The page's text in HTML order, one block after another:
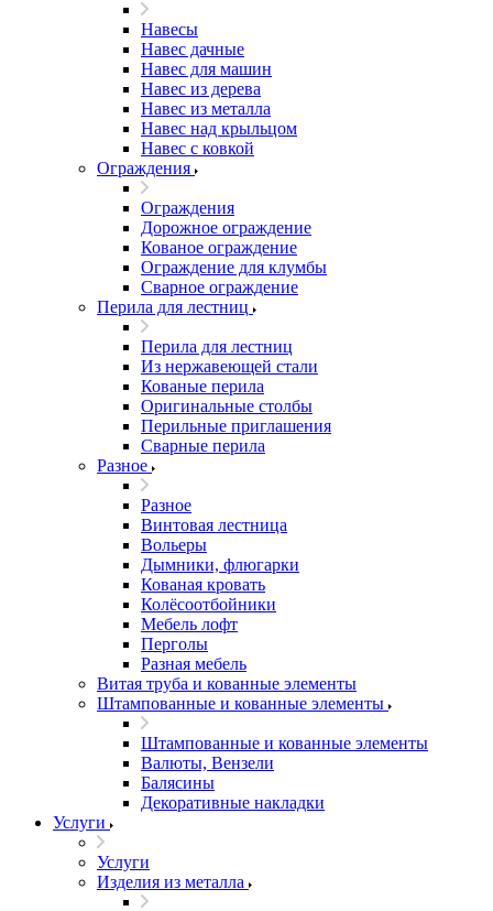
Навесы
Навес дачные
Навес для машин
Навес из дерева
Навес из металла
Навес над крыльцом
Навес с ковкой
Ограждения
Ограждения
Дорожное ограждение
Кованое ограждение
Ограждение для клумбы
Сварное ограждение
Перила для лестниц
Перила для лестниц
Из нержавеющей стали
Кованые перила
Оригинальные столбы
Перильные приглашения
Сварные перила
Разное
Разное
Винтовая лестница
Вольеры
Дымники, флюгарки
Кованая кровать
Колёсоотбойники
Мебель лофт
Перголы
Разная мебель
Витая труба и кованные элементы
Штампованные и кованные элементы
Штампованные и кованные элементы
Валюты, Вензели
Балясины
Декоративные накладки
Услуги
Услуги
Изделия из металла